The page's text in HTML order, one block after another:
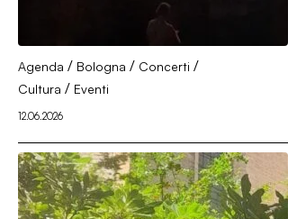
Agenda / Bologna / Concerti /
Cultura / Eventi
12.06.2026